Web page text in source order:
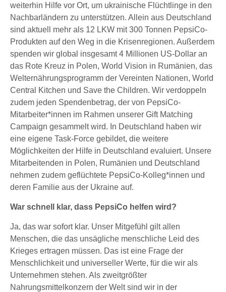
weiterhin Hilfe vor Ort, um ukrainische Flüchtlinge in den
Nachbarländern zu unterstützen. Allein aus Deutschland
sind aktuell mehr als 12 LKW mit 300 Tonnen PepsiCo-
Produkten auf den Weg in die Krisenregionen. Außerdem
spenden wir global insgesamt 4 Millionen US-Dollar an
das Rote Kreuz in Polen, World Vision in Rumänien, das
Welternährungsprogramm der Vereinten Nationen, World
Central Kitchen und Save the Children. Wir verdoppeln
zudem jeden Spendenbetrag, der von PepsiCo-
Mitarbeiter*innen im Rahmen unserer Gift Matching
Campaign gesammelt wird. In Deutschland haben wir
eine eigene Task-Force gebildet, die weitere
Möglichkeiten der Hilfe in Deutschland evaluiert. Unsere
Mitarbeitenden in Polen, Rumänien und Deutschland
nehmen zudem geflüchtete PepsiCo-Kolleg*innen und
deren Familie aus der Ukraine auf.
War schnell klar, dass PepsiCo helfen wird?
Ja, das war sofort klar. Unser Mitgefühl gilt allen
Menschen, die das unsägliche menschliche Leid des
Krieges ertragen müssen. Das ist eine Frage der
Menschlichkeit und universeller Werte, für die wir als
Unternehmen stehen. Als zweitgrößter
Nahrungsmittelkonzern der Welt sind wir in der